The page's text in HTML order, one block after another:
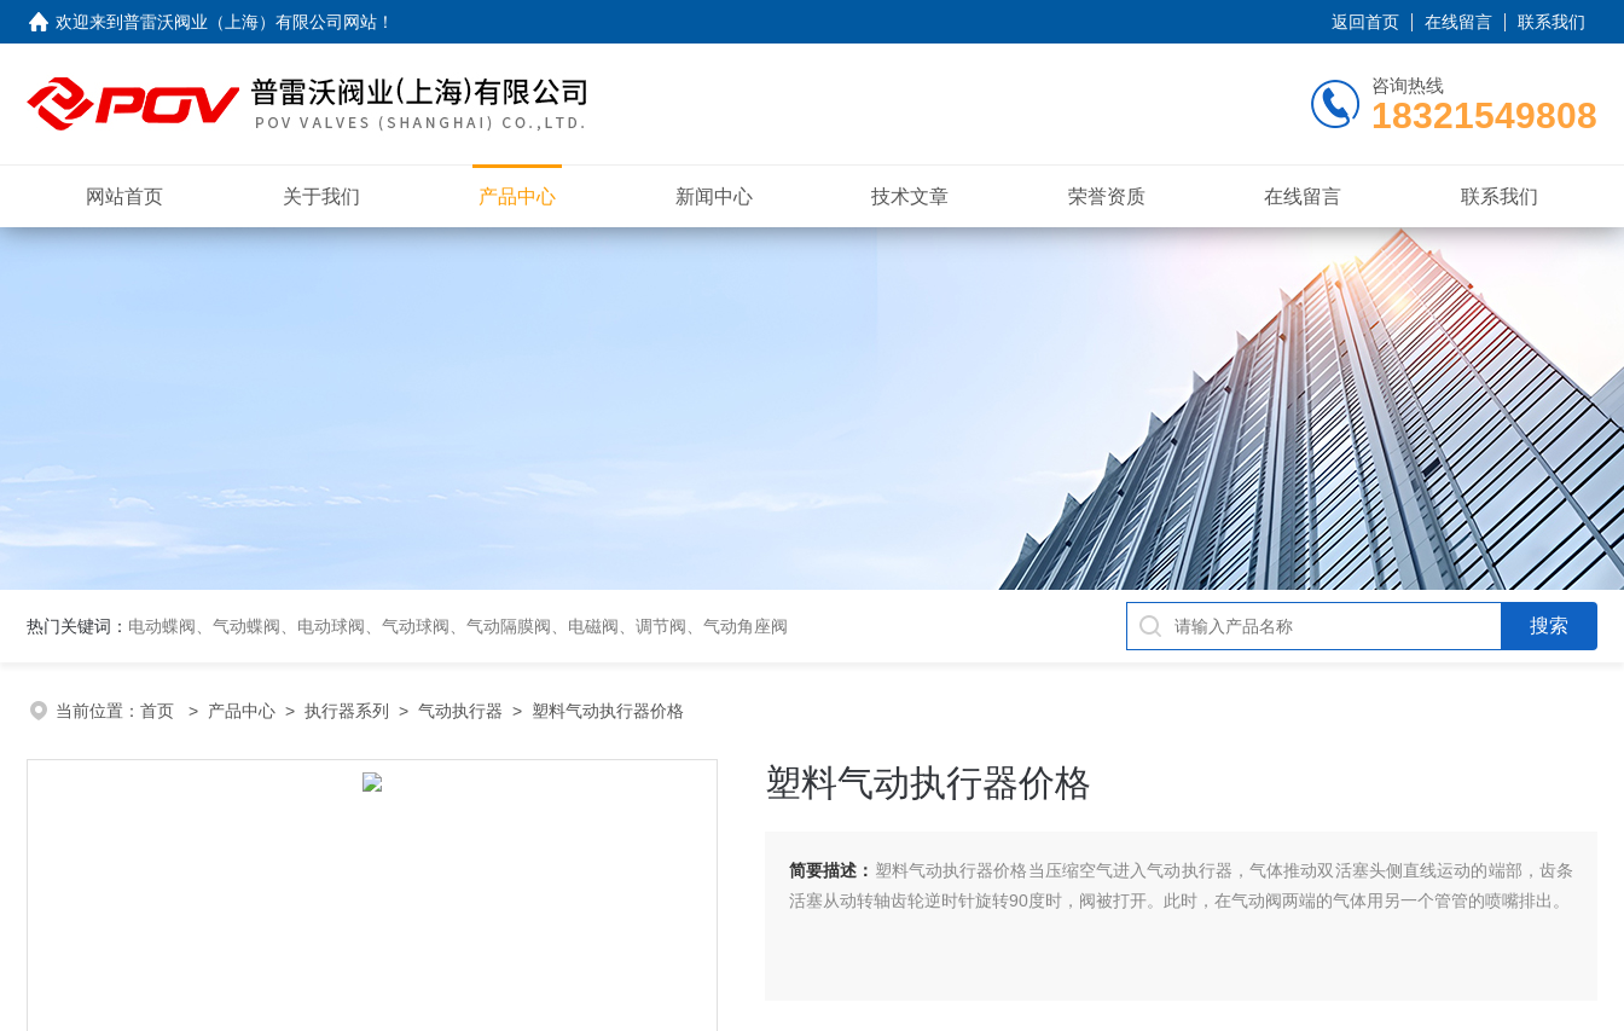
欢迎来到普雷沃阀业（上海）有限公司网站 ！ 返回首页 在线留言 联系我们
咨询热线
18321549808
网站首页 关于我们 产品中心 新闻中心 技术文章 荣誉资质 在线留言 联系我们
热门关键词： 电动蝶阀、气动蝶阀、电动球阀、气动球阀、气动隔膜阀、电磁阀、调节阀、气动角座阀
当前位置： 首页 > 产品中心 > 执行器系列 > 气动执行器 > 塑料气动执行器价格
塑料气动执行器价格
简要描述： 塑料气动执行器价格当压缩空气进入气动执行器，气体推动双活塞头侧直线运动的端部，齿条
活塞从动转轴齿轮逆时针旋转90度时，阀被打开。此时，在气动阀两端的气体用另一个管管的喷嘴排出。